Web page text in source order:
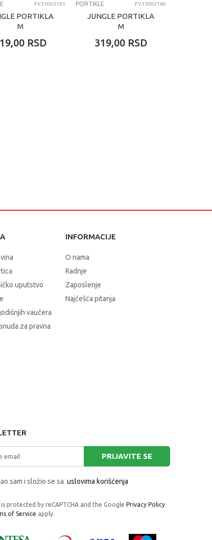
FV31002161
PORTIKLA
M
RSD
PORTIKLE FV31002160
JUNGLE PORTIKLA
M
319,00 RSD
uputstvo
vaučera
za pravna
INFORMACIJE
O nama
Radnje
Zaposlenje
Najčešća pitanja
PRIJAVITE SE
sam i složio se sa uslovima korišćenja
is protected by reCAPTCHA and the Google Privacy Policy
of Service apply.